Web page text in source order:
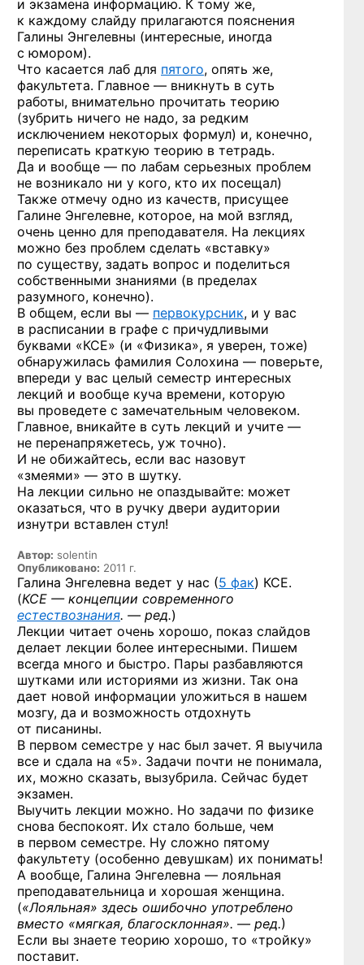
и экзамена информацию. К тому же,
к каждому слайду прилагаются пояснения
Галины Энгелевны (интересные, иногда
с юмором).
Что касается лаб для пятого, опять же,
факультета. Главное — вникнуть в суть
работы, внимательно прочитать теорию
(зубрить ничего не надо, за редким
исключением некоторых формул) и, конечно,
переписать краткую теорию в тетрадь.
Да и вообще — по лабам серьезных проблем
не возникало ни у кого, кто их посещал)
Также отмечу одно из качеств, присущее
Галине Энгелевне, которое, на мой взгляд,
очень ценно для преподавателя. На лекциях
можно без проблем сделать «вставку»
по существу, задать вопрос и поделиться
собственными знаниями (в пределах
разумного, конечно).
В общем, если вы — первокурсник, и у вас
в расписании в графе с причудливыми
буквами «КСЕ» (и «Физика», я уверен, тоже)
обнаружилась фамилия Солохина — поверьте,
впереди у вас целый семестр интересных
лекций и вообще куча времени, которую
вы проведете с замечательным человеком.
Главное, вникайте в суть лекций и учите —
не перенапряжетесь, уж точно).
И не обижайтесь, если вас назовут
«змеями» — это в шутку.
На лекции сильно не опаздывайте: может
оказаться, что в ручку двери аудитории
изнутри вставлен стул!
Автор: solentin
Опубликовано: 2011 г.
Галина Энгелевна ведет у нас (5 фак) КСЕ.
(КСЕ — концепции современного
естествознания. — ред.)
Лекции читает очень хорошо, показ слайдов
делает лекции более интересными. Пишем
всегда много и быстро. Пары разбавляются
шутками или историями из жизни. Так она
дает новой информации уложиться в нашем
мозгу, да и возможность отдохнуть
от писанины.
В первом семестре у нас был зачет. Я выучила
все и сдала на «5». Задачи почти не понимала,
их, можно сказать, вызубрила. Сейчас будет
экзамен.
Выучить лекции можно. Но задачи по физике
снова беспокоят. Их стало больше, чем
в первом семестре. Ну сложно пятому
факультету (особенно девушкам) их понимать!
А вообще, Галина Энгелевна — лояльная
преподавательница и хорошая женщина.
(«Лояльная» здесь ошибочно употреблено
вместо «мягкая, благосклонная». — ред.)
Если вы знаете теорию хорошо, то «тройку»
поставит.